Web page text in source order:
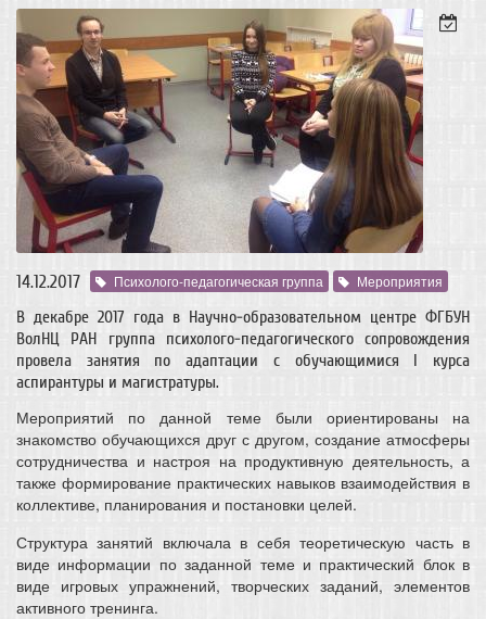
14.12.2017 Психолого-педагогическая группа Мероприятия
В декабре 2017 года в Научно-образовательном центре ФГБУН
ВолНЦ РАН группа психолого-педагогического сопровождения
провела занятия по адаптации с обучающимися I курса
аспирантуры и магистратуры.
Мероприятий по данной теме были ориентированы на
знакомство обучающихся друг с другом, создание атмосферы
сотрудничества и настроя на продуктивную деятельность, а
также формирование практических навыков взаимодействия в
коллективе, планирования и постановки целей.
Структура занятий включала в себя теоретическую часть в
виде информации по заданной теме и практический блок в
виде игровых упражнений, творческих заданий, элементов
активного тренинга.